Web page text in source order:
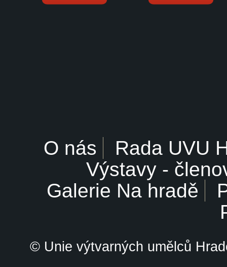
O nás
Rada UVU
Výstavy -
Galerie Na hradě
© Unie výtvarných umělců